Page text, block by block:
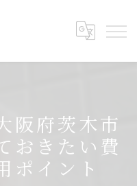
阪府茨木市
おきたい費
ポイント